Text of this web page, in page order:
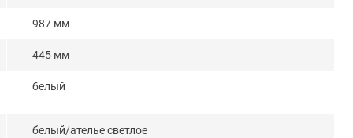
987 мм
445 мм
белый
белый/ателье светлое